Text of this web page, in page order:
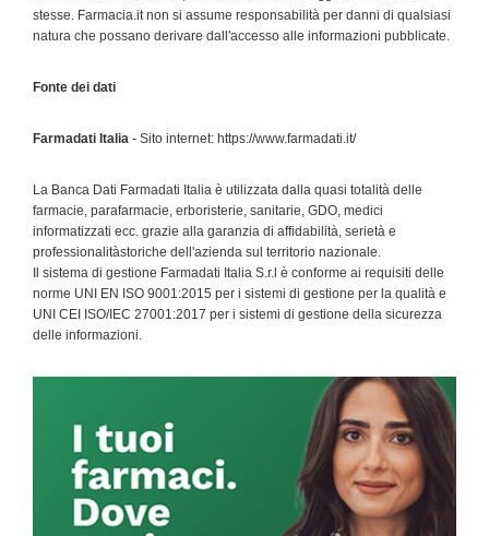
stesse. Farmacia.it non si assume responsabilità per danni di qualsiasi
natura che possano derivare dall'accesso alle informazioni pubblicate.
Fonte dei dati
Farmadati Italia - Sito internet: https://www.farmadati.it/
La Banca Dati Farmadati Italia è utilizzata dalla quasi totalità delle
farmacie, parafarmacie, erboristerie, sanitarie, GDO, medici
informatizzati ecc. grazie alla garanzia di affidabilità, serietà e
professionalitàstoriche dell'azienda sul territorio nazionale.
Il sistema di gestione Farmadati Italia S.r.l è conforme ai requisiti delle
norme UNI EN ISO 9001:2015 per i sistemi di gestione per la qualità e
UNI CEI ISO/IEC 27001:2017 per i sistemi di gestione della sicurezza
delle informazioni.
Sidebar